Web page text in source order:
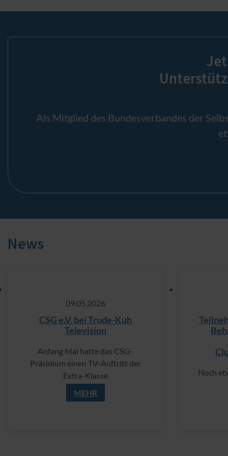
Als Mitglied des Bundesverbandes der
News
09.​05.​2026
CSG e.V. bei Trude-Kuh
Television
Anfang Mai hatte das CSG-
Präsidium einen TV-Auftritt der
Extra-Klasse
MEHR
Noch